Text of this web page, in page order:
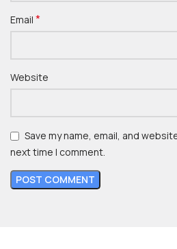
Email *
Website
Save my name, email, and
next time I comment.